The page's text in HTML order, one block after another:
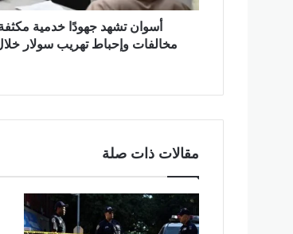
د
ا
ي
ة
م
ث
أسوان تشهد جهودًا خدمية
مخالفات وإحباط تهريب سولار خلال 24
مقالات ذات صلة